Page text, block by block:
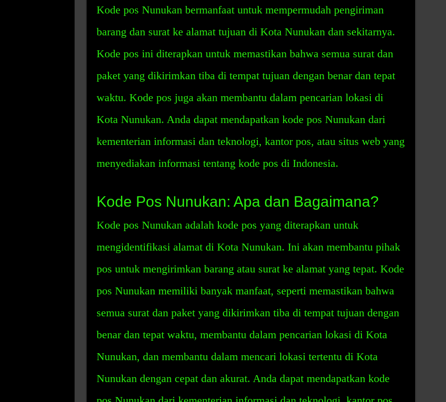
Kode pos Nunukan bermanfaat untuk mempermudah pengiriman
barang dan surat ke alamat tujuan di Kota Nunukan dan sekitarnya.
Kode pos ini diterapkan untuk memastikan bahwa semua surat dan
paket yang dikirimkan tiba di tempat tujuan dengan benar dan tepat
waktu. Kode pos juga akan membantu dalam pencarian lokasi di
Kota Nunukan. Anda dapat mendapatkan kode pos Nunukan dari
kementerian informasi dan teknologi, kantor pos, atau situs web yang
menyediakan informasi tentang kode pos di Indonesia.
Kode Pos Nunukan: Apa dan Bagaimana?
Kode pos Nunukan adalah kode pos yang diterapkan untuk
mengidentifikasi alamat di Kota Nunukan. Ini akan membantu pihak
pos untuk mengirimkan barang atau surat ke alamat yang tepat. Kode
pos Nunukan memiliki banyak manfaat, seperti memastikan bahwa
semua surat dan paket yang dikirimkan tiba di tempat tujuan dengan
benar dan tepat waktu, membantu dalam pencarian lokasi di Kota
Nunukan, dan membantu dalam mencari lokasi tertentu di Kota
Nunukan dengan cepat dan akurat. Anda dapat mendapatkan kode